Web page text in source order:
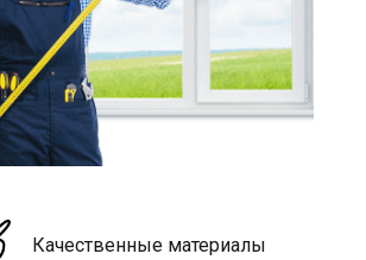
Качественные материалы